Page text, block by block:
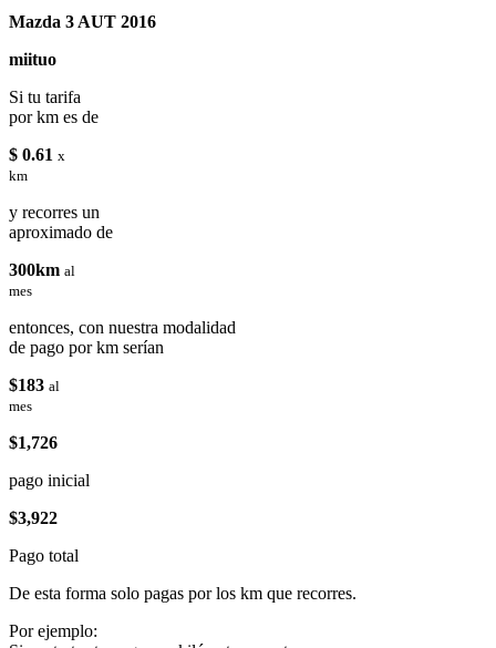
Mazda 3 AUT 2016
miituo
Si tu tarifa
por km es de
$ 0.61 x
km
y recorres un
aproximado de
300km al
mes
entonces, con nuestra modalidad
de pago por km serían
$183 al
mes
$1,726
pago inicial
$3,922
Pago total
De esta forma solo pagas por los km que recorres.
Por ejemplo: